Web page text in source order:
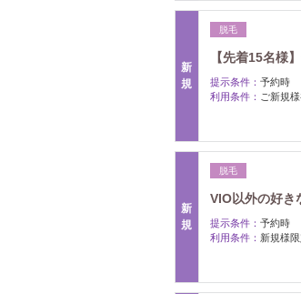
新
規
脱毛
【先着15名様
提示条件： 予約時
利用条件： ご新規
新
規
脱毛
VIO以外の好
提示条件： 予約時
利用条件： 新規様